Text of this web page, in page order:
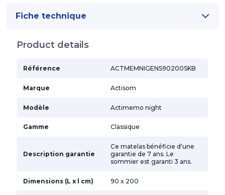
Fiche technique
Product details
Référence ACTMEMNIGENS90200SKB
Marque Actisom
Modèle Actimemo night
Gamme Classique
Description garantie
Ce matelas bénéficie d'une
garantie de 7 ans. Le
sommier est garanti 3 ans.
Dimensions (L x l cm) 90 x 200